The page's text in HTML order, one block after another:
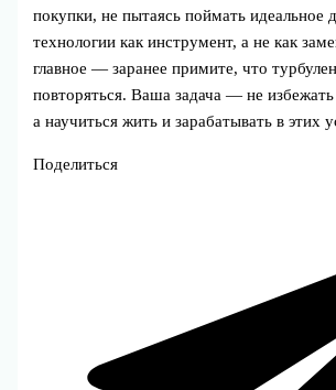
покупки, не пытаясь поймать идеальное
технологии как инструмент, а не как
главное — заранее примите, что
повторяться. Ваша задача — не
а научиться жить и зарабатывать в этих
Поделиться